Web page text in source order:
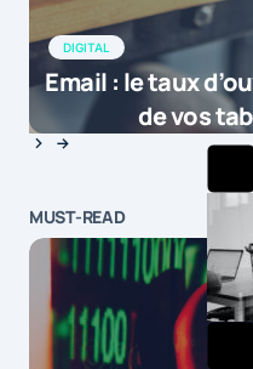
DIGITAL
Email : le taux
de vos
MUST-READ